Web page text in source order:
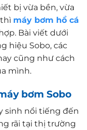
bị vừa bền, vừa
máy bơm hồ cá
Bài viết dưới
hiệu Sobo, các
cũng như cách
mình.
bơm Sobo
sinh nổi tiếng đến
rãi tại thị trường